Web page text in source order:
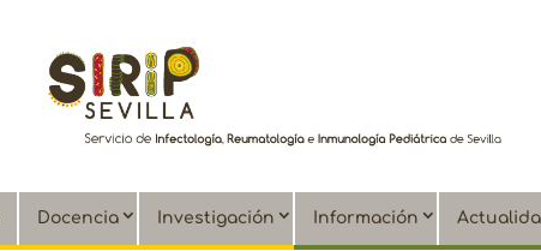
Docencia Investigación Información